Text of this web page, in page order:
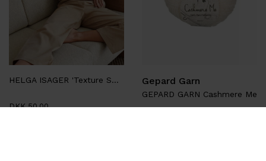
HELGA ISAGER 'Texture Sweater'
DKK 50,00
Gepard Garn
GEPARD GARN Cashmere Me